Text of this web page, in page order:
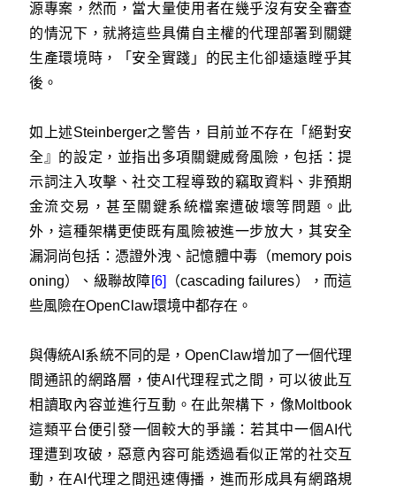
源專案，然而，當大量使用者在幾乎沒有安全審查
的情況下，就將這些具備自主權的代理部署到關鍵
生產環境時，「安全實踐」的民主化卻遠遠瞠乎其
後。
如上述Steinberger之警告，目前並不存在「絕對安
全』的設定，並指出多項關鍵威脅風險，包括：提
示詞注入攻擊、社交工程導致的竊取資料、非預期
金流交易，甚至關鍵系統檔案遭破壞等問題。此
外，這種架構更使既有風險被進一步放大，其安全
漏洞尚包括：憑證外洩、記憶體中毒（memory pois
oning）、級聯故障 [6]
（cascading failures），而這
些風險在OpenClaw環境中都存在。
與傳統AI系統不同的是，OpenClaw增加了一個代理
間通訊的網路層，使AI代理程式之間，可以彼此互
相讀取內容並進行互動。在此架構下，像Moltbook
這類平台便引發一個較大的爭議：若其中一個AI代
理遭到攻破，惡意內容可能透過看似正常的社交互
動，在AI代理之間迅速傳播，進而形成具有網路規